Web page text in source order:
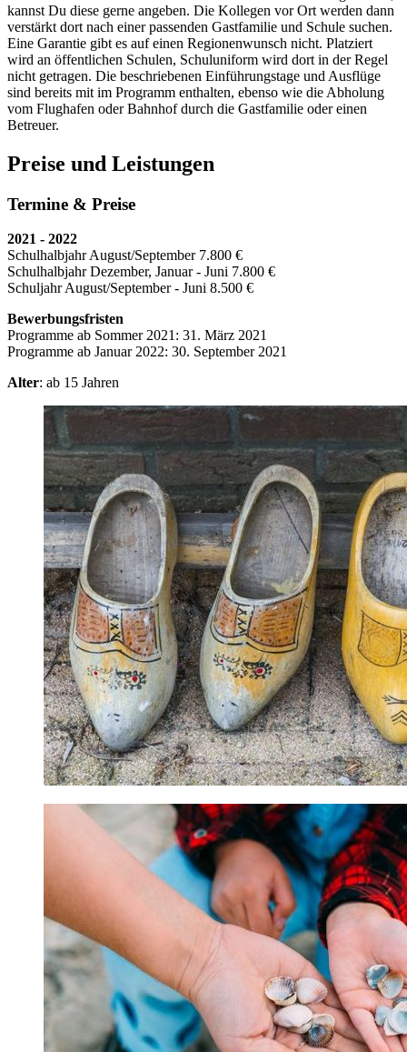
kannst Du diese gerne angeben. Die Kollegen vor Ort werden dann
verstärkt dort nach einer passenden Gastfamilie und Schule suchen.
Eine Garantie gibt es auf einen Regionenwunsch nicht. Platziert
wird an öffentlichen Schulen, Schuluniform wird dort in der Regel
nicht getragen. Die beschriebenen Einführungstage und Ausflüge
sind bereits mit im Programm enthalten, ebenso wie die Abholung
vom Flughafen oder Bahnhof durch die Gastfamilie oder einen
Betreuer.
Preise und Leistungen
Termine & Preise
2021 - 2022
Schulhalbjahr August/September 7.800 €
Schulhalbjahr Dezember, Januar - Juni 7.800 €
Schuljahr August/September - Juni 8.500 €
Bewerbungsfristen
Programme ab Sommer 2021: 31. März 2021
Programme ab Januar 2022: 30. September 2021
Alter: ab 15 Jahren